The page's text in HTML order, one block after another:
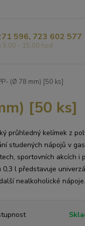
596, 723 602 577
9,00 - 15,00 hod
(Ø 78 mm) [50 ks]
[50 ks]
průhledný kelímek z
studených nápojů v
sportovních akcích i
0,3 l představuje
nealkoholické nápoje.